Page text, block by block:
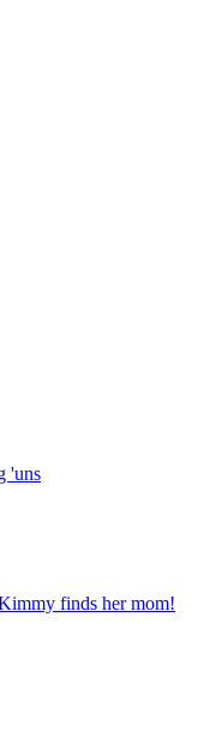
'uns
finds her mom!